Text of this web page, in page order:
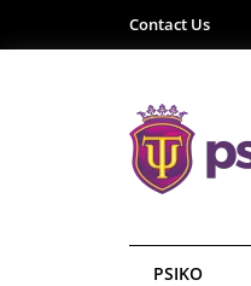
Contact Us
PSIKO